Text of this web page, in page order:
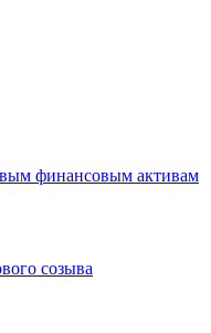
финансовым активам
созыва